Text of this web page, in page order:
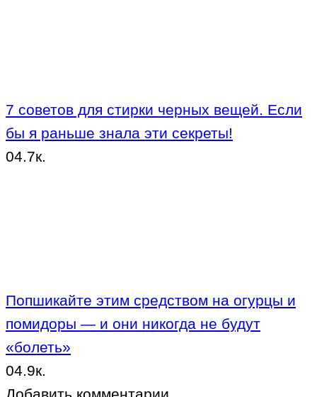
7 советов для стирки черных вещей. Если
бы я раньше знала эти секреты!
04.7к.
Попшикайте этим средством на огурцы и
помидоры — и они никогда не будут
«болеть»
04.9к.